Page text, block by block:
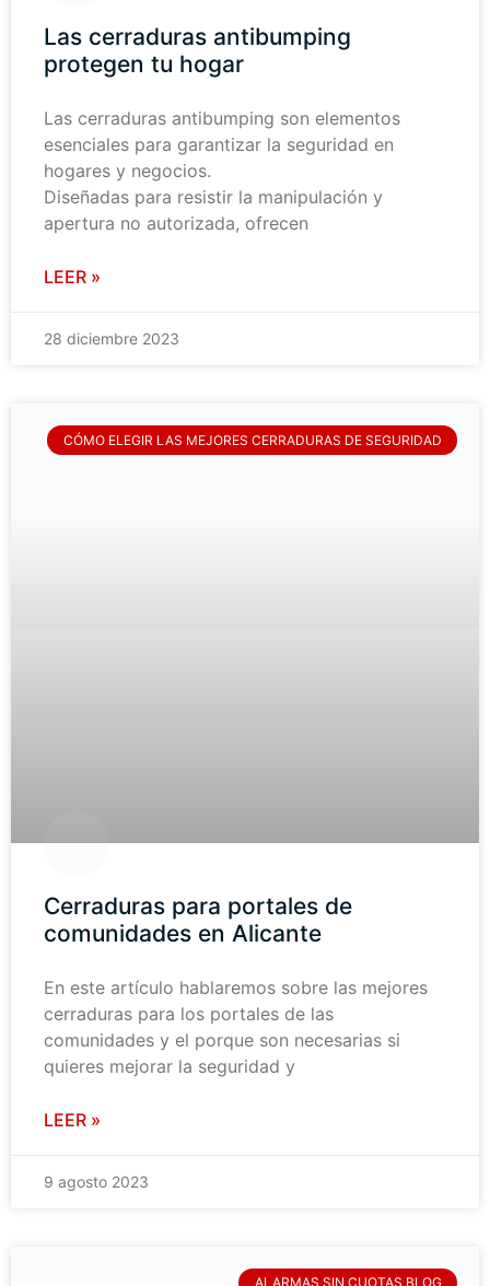
Las cerraduras antibumping
protegen tu hogar
Las cerraduras antibumping son elementos
esenciales para garantizar la seguridad en
hogares y negocios.
Diseñadas para resistir la manipulación y
apertura no autorizada, ofrecen
LEER »
28 diciembre 2023
CÓMO ELEGIR LAS MEJORES CERRADURAS DE SEGURIDAD
Cerraduras para portales de
comunidades en Alicante
En este artículo hablaremos sobre las mejores
cerraduras para los portales de las
comunidades y el porque son necesarias si
quieres mejorar la seguridad y
LEER »
9 agosto 2023
ALARMAS SIN CUOTAS BLOG